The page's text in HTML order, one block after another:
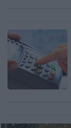
Image